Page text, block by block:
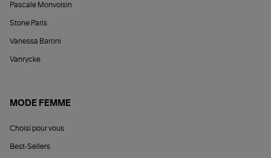
Pascale Monvoisin
Stone Paris
Vanessa Baroni
Vanrycke
MODE FEMME
Choisi pour vous
Best-Sellers